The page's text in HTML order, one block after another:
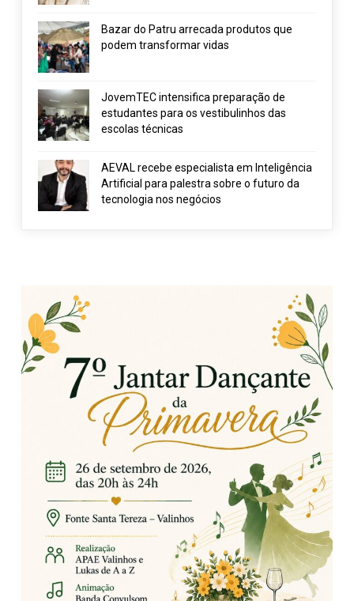
Bazar do Patru arrecada produtos que
podem transformar vidas
JovemTEC intensifica preparação de
estudantes para os vestibulinhos das
escolas técnicas
AEVAL recebe especialista em Inteligência
Artificial para palestra sobre o futuro da
tecnologia nos negócios